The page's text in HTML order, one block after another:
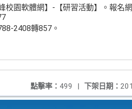
園軟體網】-【研習活動】。報名網
2408轉857。
下架日期：
點擊率： 499 |